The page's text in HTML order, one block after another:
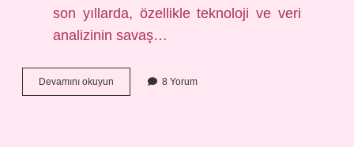
son yıllarda, özellikle teknoloji ve veri
analizinin savaş…
Devamını okuyun
Harp
8 Yorum